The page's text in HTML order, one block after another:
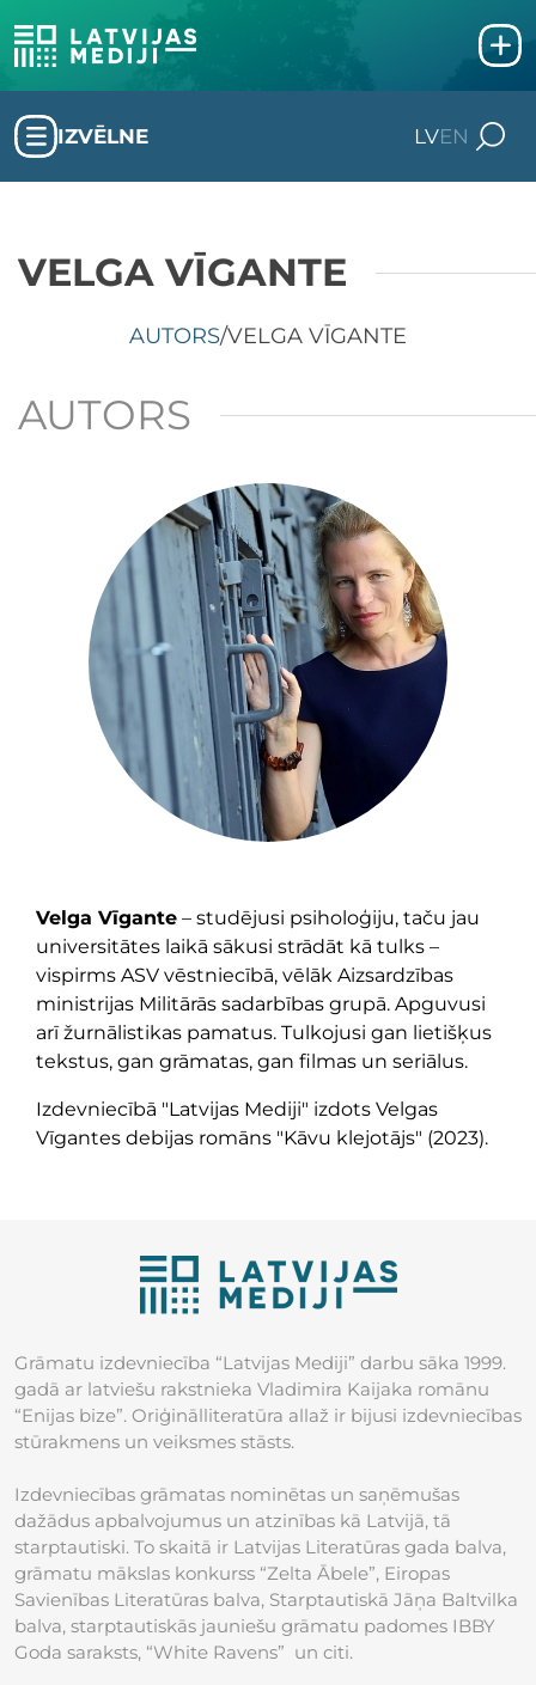
IZVĒLNE LVEN
VELGA VĪGANTE
AUTORS/VELGA VĪGANTE
AUTORS
Velga Vīgante – studējusi psiholoģiju, taču jau
universitātes laikā sākusi strādāt kā tulks –
vispirms ASV vēstniecībā, vēlāk Aizsardzības
ministrijas Militārās sadarbības grupā. Apguvusi
arī žurnālistikas pamatus. Tulkojusi gan lietišķus
tekstus, gan grāmatas, gan filmas un seriālus.
Izdevniecībā "Latvijas Mediji" izdots Velgas
Vīgantes debijas romāns "Kāvu klejotājs" (2023).
Grāmatu izdevniecība “Latvijas Mediji” darbu sāka 1999.
gadā ar latviešu rakstnieka Vladimira Kaijaka romānu
“Enijas bize”. Oriģinālliteratūra allaž ir bijusi izdevniecības
stūrakmens un veiksmes stāsts.
Izdevniecības grāmatas nominētas un saņēmušas
dažādus apbalvojumus un atzinības kā Latvijā, tā
starptautiski. To skaitā ir Latvijas Literatūras gada balva,
grāmatu mākslas konkurss “Zelta Ābele”, Eiropas
Savienības Literatūras balva, Starptautiskā Jāņa Baltvilka
balva, starptautiskās jauniešu grāmatu padomes IBBY
Goda saraksts, “White Ravens” un citi.